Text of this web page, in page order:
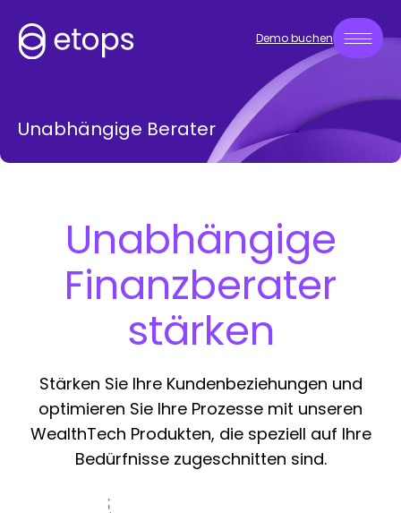
Demo buchen
Unabhängige Berater
Unabhängige
Finanzberater
stärken
Stärken Sie Ihre Kundenbeziehungen und
optimieren Sie Ihre Prozesse mit unseren
WealthTech Produkten, die speziell auf Ihre
Bedürfnisse zugeschnitten sind.